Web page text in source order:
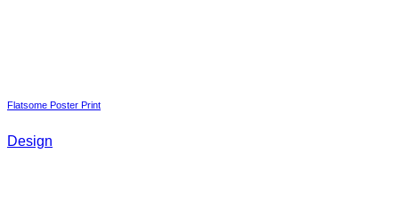
Flatsome Poster Print
Design